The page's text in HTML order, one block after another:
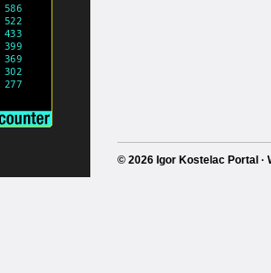
© 2026 Igor Kostelac Portal